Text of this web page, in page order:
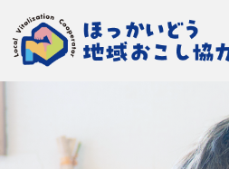
トップページ
地域おこし協力隊とは
募集情報